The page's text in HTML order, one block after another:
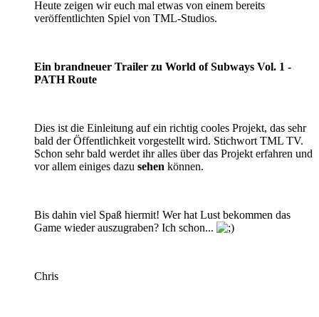
Heute zeigen wir euch mal etwas von einem bereits
veröffentlichten Spiel von TML-Studios.
Ein brandneuer Trailer zu World of Subways Vol. 1 -
PATH Route
Dies ist die Einleitung auf ein richtig cooles Projekt, das sehr
bald der Öffentlichkeit vorgestellt wird. Stichwort TML TV.
Schon sehr bald werdet ihr alles über das Projekt erfahren und
vor allem einiges dazu sehen können.
Bis dahin viel Spaß hiermit! Wer hat Lust bekommen das
Game wieder auszugraben? Ich schon...
Chris